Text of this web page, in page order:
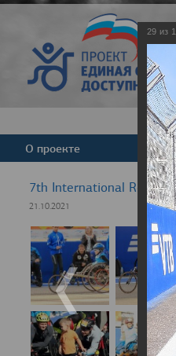
О проекте
7th International
21.10.2021
29 из